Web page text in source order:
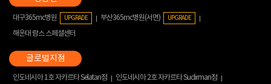
대구365mc병원 UPGRADE 부산365mc병원(서면) UPGRADE
해운대 람스 스페셜센터
인도네시아 1호 자카르타 Selatan점
인도네시아 2호 자카르타 Sudirman점